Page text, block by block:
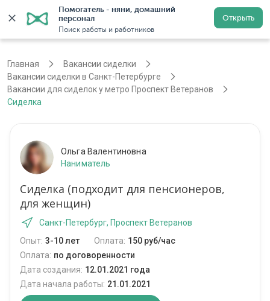
Помогатель - няни, домашний
персонал
Поиск работы и работников
Открыть
Санкт-Петербург Регистрация
Главная
Вакансии сиделки
Вакансии сиделки в Санкт-Петербурге
Вакансии для сиделок у метро Проспект Ветеранов
Сиделка
Ольга Валентиновна
Наниматель
Сиделка (подходит для пенсионеров,
для женщин)
Санкт-Петербург, Проспект Ветеранов
Опыт: 3-10 лет Оплата: 150 руб/час
Оплата: по договоренности
Дата создания: 12.01.2021 года
Дата начала работы: 21.01.2021